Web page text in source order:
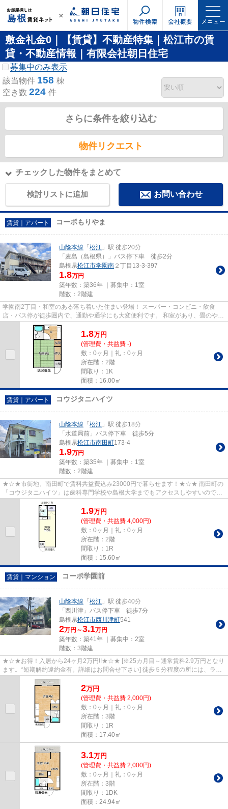
物件検索 会社概要 メニュー
敷金礼金0｜【賃貸】不動産特集｜松江市の賃
貸・不動産情報｜有限会社朝日住宅
募集中のみ表示
該当物件 158 棟
空き数 224 件
さらに条件を絞り込む
物件リクエスト
チェックした物件をまとめて
検討リストに追加 お問い合わせ
賃貸｜アパート コーポもりやま
山陰本線 「 松江 」駅 徒歩20分
「麦島（島根県）」バス停下車 徒歩2分
島根県松江市学園南 ２丁目13-3-397
1.8万円
築年数：築36年 ｜募集中： 1室
階数：2階建
学園南2丁目・和室のある落ち着いた住まい登場！ スーパー・コンビニ・飲食
店・バス停が徒歩圏内で、通勤や通学にも大変便利です。 和室があり、畳のやさ
しい雰囲気でくつろげる空間が...
1.8万円
(管理費・共益費 -)
敷：0ヶ月｜礼：0ヶ月
所在階：2階
間取り：1K
面積：16.00㎡
賃貸｜アパート コウジタニハイツ
山陰本線 「 松江 」駅 徒歩18分
「水道局前」バス停下車 徒歩5分
島根県松江市南田町173-4
1.9万円
築年数：築35年 ｜募集中： 1室
階数：2階建
★☆★市街地、南田町で賃料共益費込み23000円で暮らせます！★☆★ 南田町の
「コウジタニハイツ」は歯科専門学校や島根大学までもアクセスしやすいので学
生の方へもおススメですよ！もちろ...
1.9万円
(管理費・共益費 4,000円)
敷：0ヶ月｜礼：0ヶ月
所在階：2階
間取り：1R
面積：15.60㎡
賃貸｜マンション コーポ学園前
山陰本線 「 松江 」駅 徒歩40分
「西川津」バス停下車 徒歩7分
島根県松江市西川津町541
2万円～3.1万円
築年数：築41年 ｜募集中： 2室
階数：3階建
★☆★お得！入居から24ヶ月2万円!!★☆★ [※25カ月目～通常賃料2.9万円となり
ます。*短期解約違約金有。詳細はお問合せ下さい] 徒歩５分程度の所には、ラパ
ン川津店、ファミリーマート、松...
2万円
(管理費・共益費 2,000円)
敷：0ヶ月｜礼：0ヶ月
所在階：3階
間取り：1R
面積：17.40㎡
3.1万円
(管理費・共益費 2,000円)
敷：0ヶ月｜礼：0ヶ月
所在階：3階
間取り：1DK
面積：24.94㎡